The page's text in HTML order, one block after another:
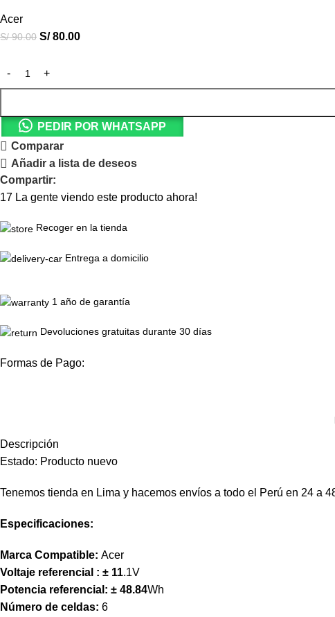
Acer
S/90.00 S/80.00
PEDIR POR WHATSAPP
Comparar
Añadir a lista de deseos
Compartir:
17 La gente viendo este producto ahora!
Recoger en la tienda
Entrega a domicilio
1 año de garantía
Devoluciones gratuitas durante 30 días
Formas de Pago:
Descripción
Estado: Producto nuevo
Tenemos tienda en Lima y hacemos envíos a todo el Perú en 24 a
Especificaciones:
Marca Compatible: Acer
Voltaje referencial : ± 11.1V
Potencia referencial: ± 48.84Wh
Número de celdas: 6